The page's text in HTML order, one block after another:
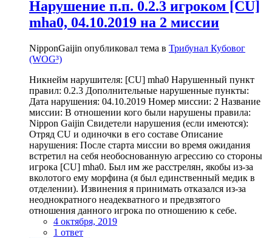
Нарушение п.п. 0.2.3 игроком [CU]
mha0, 04.10.2019 на 2 миссии
NipponGaijin опубликовал тема в Трибунал Кубовог
(WOG³)
Никнейм нарушителя: [CU] mha0 Нарушенный пункт
правил: 0.2.3 Дополнительные нарушенные пункты:
Дата нарушения: 04.10.2019 Номер миссии: 2 Название
миссии: В отношении кого были нарушены правила:
Nippon Gaijin Свидетели нарушения (если имеются):
Отряд CU и одиночки в его составе Описание
нарушения: После старта миссии во время ожидания
встретил на себя необоснованную агрессию со стороны
игрока [CU] mha0. Был им же расстрелян, якобы из-за
вколотого ему морфина (я был единственный медик в
отделении). Извинения я принимать отказался из-за
неоднократного неадекватного и предвзятого
отношения данного игрока по отношению к себе.
4 октября, 2019
1 ответ